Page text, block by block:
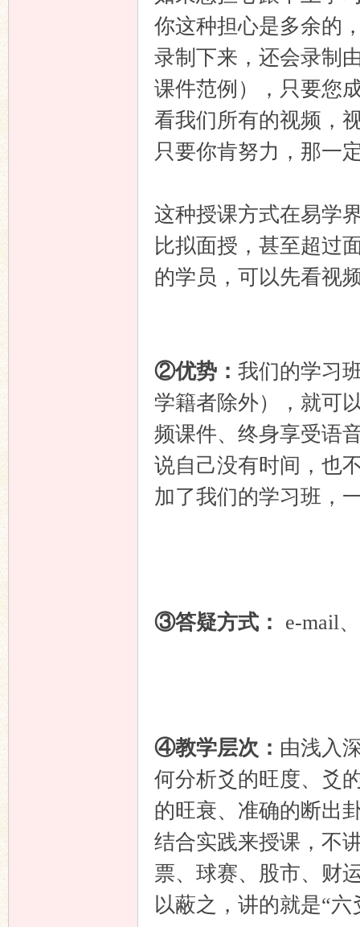
你这种担心是多余的
录制下来，还会录制
课件范例），只要您
看我们所有的视频，
只要你肯努力，那一
这种授课方式在易学
比拟面授，甚至超过
的学员，可以先看视
②优势： 我们的学习
学籍者除外），就可
频课件、终身享受语
说自己没有时间，也
加了我们的学习班，
③答疑方式： e-mail
④教学层次： 由浅入
何分析爻的旺度、爻
的旺衰、准确的断出
结合实践来授课，不
票、球赛、股市、财
以蔽之，讲的就是“六